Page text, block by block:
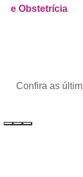
e Obstetrícia
Confira as